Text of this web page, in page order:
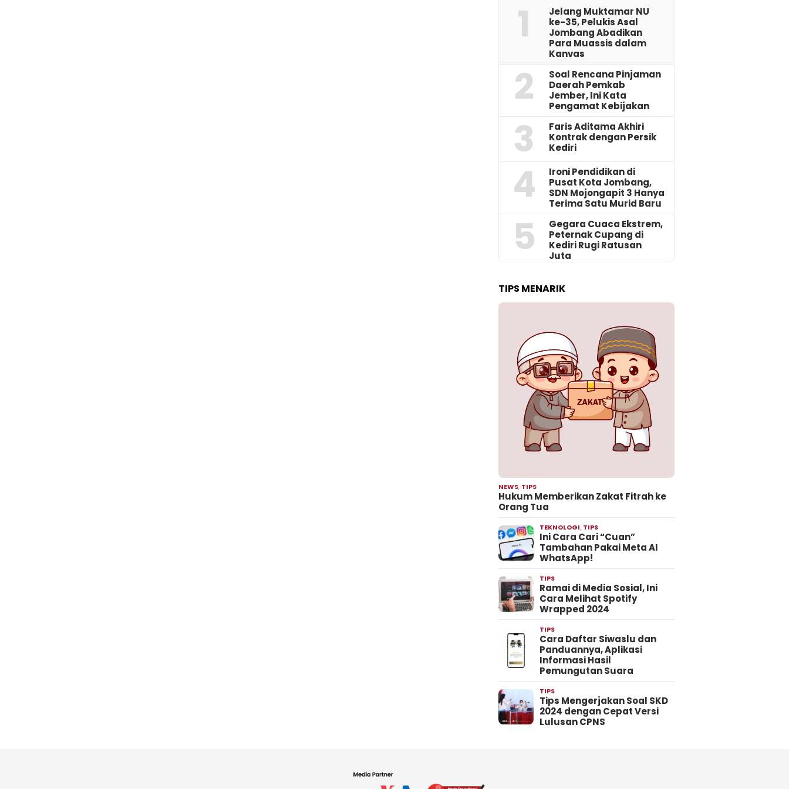
1
Jelang Muktamar NU
ke-35, Pelukis Asal
Jombang Abadikan
Para Muassis dalam
Kanvas
2
‎Soal Rencana Pinjaman
Daerah Pemkab
Jember, Ini Kata
Pengamat Kebijakan ‎
3
Faris Aditama Akhiri
Kontrak dengan Persik
Kediri
4
Ironi Pendidikan di
Pusat Kota Jombang,
SDN Mojongapit 3 Hanya
Terima Satu Murid Baru
5
‎Gegara Cuaca Ekstrem,
Peternak Cupang di
Kediri Rugi Ratusan
Juta
TIPS MENARIK
NEWS, TIPS
Hukum Memberikan Zakat Fitrah ke
Orang Tua
TEKNOLOGI, TIPS
Ini Cara Cari “Cuan”
Tambahan Pakai Meta AI
WhatsApp!
TIPS
Ramai di Media Sosial, Ini
Cara Melihat Spotify
Wrapped 2024
TIPS
Cara Daftar Siwaslu dan
Panduannya, Aplikasi
Informasi Hasil
Pemungutan Suara
TIPS
Tips Mengerjakan Soal SKD
2024 dengan Cepat Versi
Lulusan CPNS